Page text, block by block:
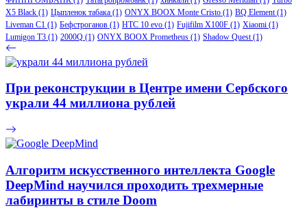
X5 Black (1) Цыпленок табака (1) ONYX BOOX Monte Cristo (1) BQ Element (1)
Liveman C1 (1) Бефстроганов (1) HTC 10 evo (1) Fujifilm X100F (1) Xiaomi (1)
Lumigon T3 (1) 2000Q (1) ONYX BOOX Prometheus (1) Shadow Quest (1)
При реконструкции в Центре имени Сербского
украли 44 миллиона рублей
Алгоритм искусственного интеллекта Google
DeepMind научился проходить трехмерные
лабиринты в стиле Doom